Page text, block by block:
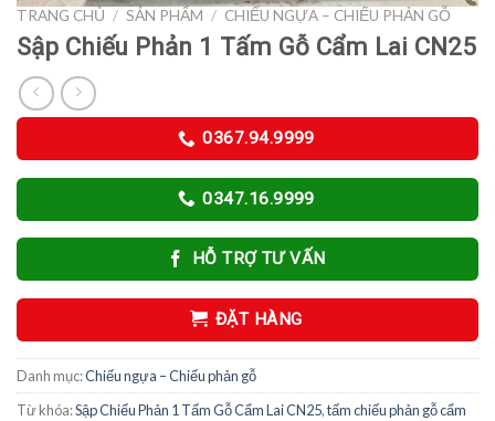
TRANG CHỦ / SẢN PHẨM / CHIẾU NGỰA – CHIẾU PHẢN GỖ
Sập Chiếu Phản 1 Tấm Gỗ Cẩm Lai CN25
0367.94.9999
0347.16.9999
HỖ TRỢ TƯ VẤN
ĐẶT HÀNG
Danh mục:Chiếu ngựa – Chiếu phản gỗ
Từ khóa:Sập Chiếu Phản 1 Tấm Gỗ Cẩm Lai CN25,tấm chiếu phản gỗ cẩm